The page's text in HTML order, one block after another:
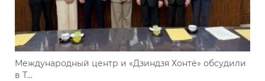
Международный центр и «Дзиндзя Хонтё» обсудили
в Т...